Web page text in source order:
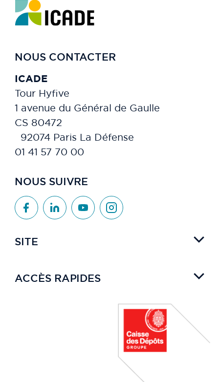
NOUS CONTACTER
ICADE
Tour Hyfive
1 avenue du Général de Gaulle
CS 80472
92074 Paris La Défense
01 41 57 70 00
NOUS SUIVRE
SITE
ACCÈS RAPIDES